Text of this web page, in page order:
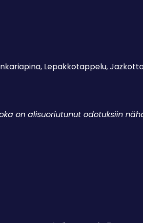
Lepakkotappelu,
on alisuoriutunut odotuksiin